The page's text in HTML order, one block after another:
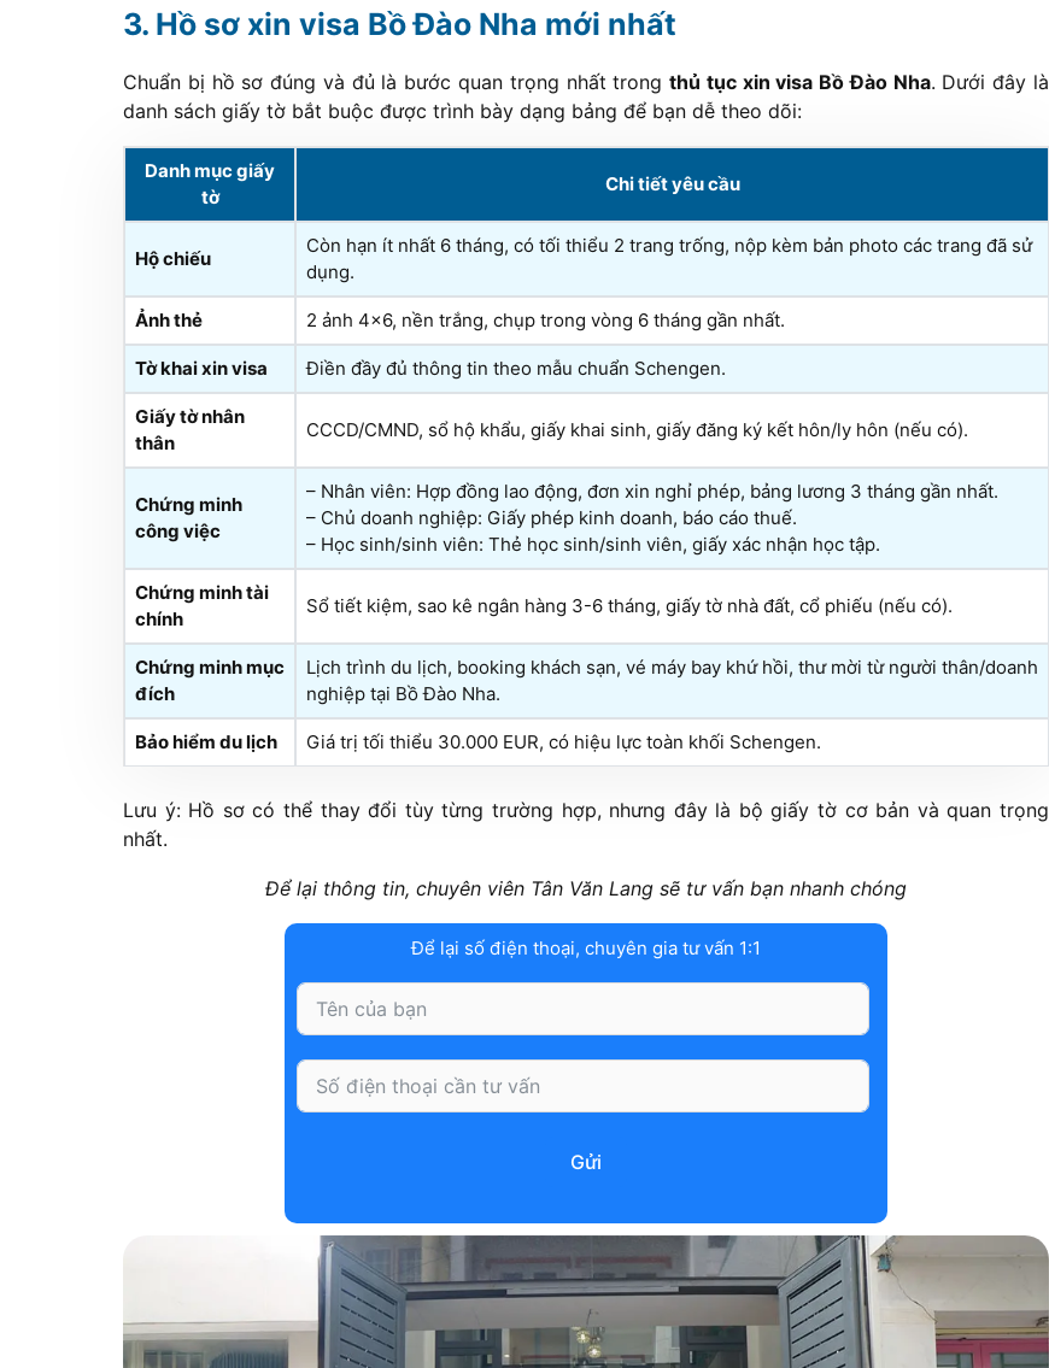
Hồ sơ xin visa Bồ Đào Nha mới nhất
Chuẩn bị hồ sơ đúng và đủ là bước quan trọng nhất trongthủ tục xin visa Bồ Đào Nha. Dưới đây là
danh sách giấy tờ bắt buộc được trình bày dạng bảng để bạn dễ theo dõi:
Danh mục giấy
tờ
Chi tiết yêu cầu
Hộ chiếu
Còn hạn ít nhất 6 tháng, có tối thiểu 2 trang trống, nộp kèm bản photo các trang đã sử
dụng.
Ảnh thẻ 2 ảnh 4×6, nền trắng, chụp trong vòng 6 tháng gần nhất.
Tờ khai xin visa Điền đầy đủ thông tin theo mẫu chuẩn Schengen.
Giấy tờ nhân
thân
CCCD/CMND, sổ hộ khẩu, giấy khai sinh, giấy đăng ký kết hôn/ly hôn (nếu có).
Chứng minh
công việc
– Nhân viên: Hợp đồng lao động, đơn xin nghỉ phép, bảng lương 3 tháng gần nhất.
– Chủ doanh nghiệp: Giấy phép kinh doanh, báo cáo thuế.
– Học sinh/sinh viên: Thẻ học sinh/sinh viên, giấy xác nhận học tập.
Chứng minh tài
chính
Sổ tiết kiệm, sao kê ngân hàng 3-6 tháng, giấy tờ nhà đất, cổ phiếu (nếu có).
Chứng minh mục
đích
Lịch trình du lịch, booking khách sạn, vé máy bay khứ hồi, thư mời từ người thân/doanh
nghiệp tại Bồ Đào Nha.
Bảo hiểm du lịch Giá trị tối thiểu 30.000 EUR, có hiệu lực toàn khối Schengen.
Lưu ý: Hồ sơ có thể thay đổi tùy từng trường hợp, nhưng đây là bộ giấy tờ cơ bản và quan trọng
nhất.
Để lại thông tin, chuyên viên Tân Văn Lang sẽ tư vấn bạn nhanh chóng
Để lại số điện thoại, chuyên gia tư vấn 1:1
Gửi